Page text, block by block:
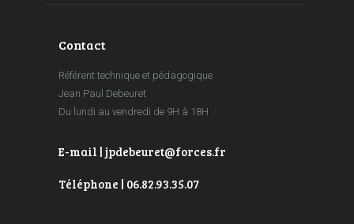
Contact
Référent technique et pédagogique
Jean Paul Debeuret
Du lundi au vendredi de 9H à 18H
E-mail | jpdebeuret@forces.fr
Téléphone | 06.82.93.35.07